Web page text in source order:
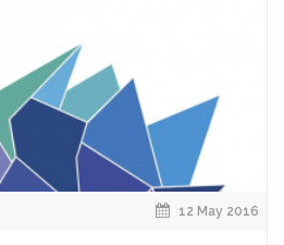
12 May 2016